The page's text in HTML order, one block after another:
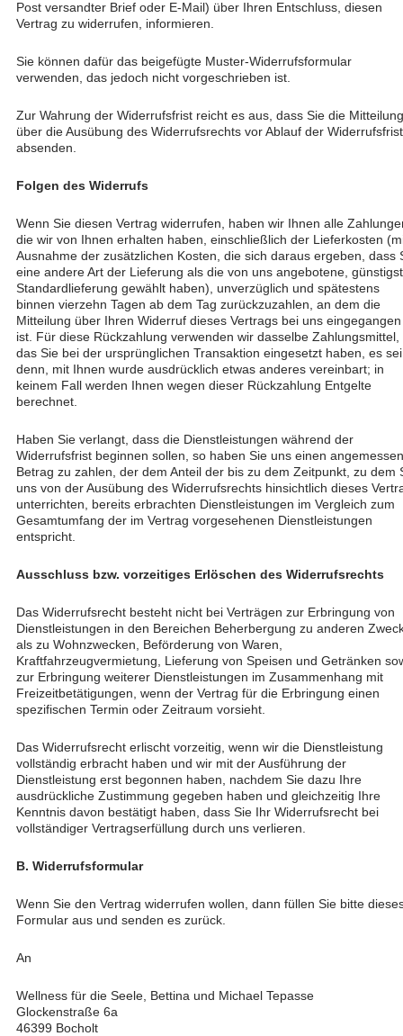
Post versandter Brief oder E-Mail) über Ihren Entschluss, diesen
Vertrag zu widerrufen, informieren.
Sie können dafür das beigefügte Muster-Widerrufsformular
verwenden, das jedoch nicht vorgeschrieben ist.
Zur Wahrung der Widerrufsfrist reicht es aus, dass Sie die Mitteilung
über die Ausübung des Widerrufsrechts vor Ablauf der Widerrufsfrist
absenden.
Folgen des Widerrufs
Wenn Sie diesen Vertrag widerrufen, haben wir Ihnen alle
die wir von Ihnen erhalten haben, einschließlich der Lieferkosten
Ausnahme der zusätzlichen Kosten, die sich daraus ergeben, dass
eine andere Art der Lieferung als die von uns angebotene,
Standardlieferung gewählt haben), unverzüglich und spätestens
binnen vierzehn Tagen ab dem Tag zurückzuzahlen, an dem die
Mitteilung über Ihren Widerruf dieses Vertrags bei uns eingegangen
ist. Für diese Rückzahlung verwenden wir dasselbe Zahlungsmittel,
das Sie bei der ursprünglichen Transaktion eingesetzt haben, es sei
denn, mit Ihnen wurde ausdrücklich etwas anderes vereinbart; in
keinem Fall werden Ihnen wegen dieser Rückzahlung Entgelte
berechnet.
Haben Sie verlangt, dass die Dienstleistungen während der
Widerrufsfrist beginnen sollen, so haben Sie uns einen
Betrag zu zahlen, der dem Anteil der bis zu dem Zeitpunkt, zu dem
uns von der Ausübung des Widerrufsrechts hinsichtlich dieses
unterrichten, bereits erbrachten Dienstleistungen im Vergleich zum
Gesamtumfang der im Vertrag vorgesehenen Dienstleistungen
entspricht.
Ausschluss bzw. vorzeitiges Erlöschen des Widerrufsrechts
Das Widerrufsrecht besteht nicht bei Verträgen zur Erbringung von
Dienstleistungen in den Bereichen Beherbergung zu anderen
als zu Wohnzwecken, Beförderung von Waren,
Kraftfahrzeugvermietung, Lieferung von Speisen und Getränken
zur Erbringung weiterer Dienstleistungen im Zusammenhang mit
Freizeitbetätigungen, wenn der Vertrag für die Erbringung einen
spezifischen Termin oder Zeitraum vorsieht.
Das Widerrufsrecht erlischt vorzeitig, wenn wir die Dienstleistung
vollständig erbracht haben und wir mit der Ausführung der
Dienstleistung erst begonnen haben, nachdem Sie dazu Ihre
ausdrückliche Zustimmung gegeben haben und gleichzeitig Ihre
Kenntnis davon bestätigt haben, dass Sie Ihr Widerrufsrecht bei
vollständiger Vertragserfüllung durch uns verlieren.
B. Widerrufsformular
Wenn Sie den Vertrag widerrufen wollen, dann füllen Sie bitte
Formular aus und senden es zurück.
An
Wellness für die Seele, Bettina und Michael Tepasse
Glockenstraße 6a
46399 Bocholt